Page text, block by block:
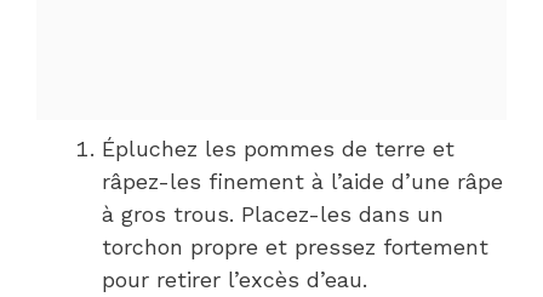
Épluchez les pommes de terre et
râpez-les finement à l’aide d’une râpe
à gros trous. Placez-les dans un
torchon propre et pressez fortement
pour retirer l’excès d’eau.